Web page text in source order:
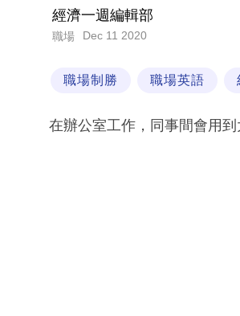
經濟一週編輯部
職場 Dec 11 2020
職場制勝 職場英語
在辦公室工作，同事間會用